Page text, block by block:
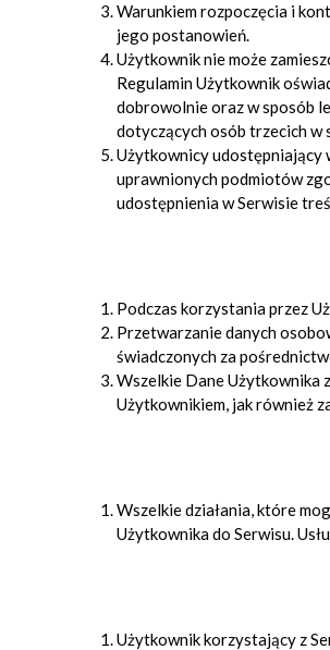
Warunkiem rozpoczęcia i
jego postanowień.
Użytkownik nie może
Regulamin Użytkownik
dobrowolnie oraz w sposób
dotyczących osób trzecich w
Użytkownicy udostępniający
uprawnionych podmiotów
udostępnienia w Serwisie
Podczas korzystania przez
Przetwarzanie danych
świadczonych za
Wszelkie Dane Użytkownika
Użytkownikiem, jak również
Wszelkie działania, które
Użytkownika do Serwisu.
Użytkownik korzystający z